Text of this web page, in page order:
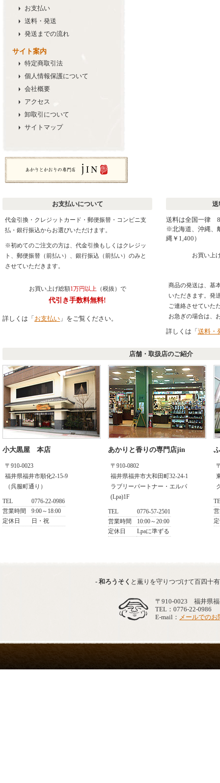
お支払い
送料・発送
発送までの流れ
サイト案内
特定商取引法
個人情報保護について
会社概要
アクセス
卸取引について
サイトマップ
お支払いについて
代金引換・クレジットカード・郵便振替・コンビニ支
払・銀行振込からお選びいただけます。
※初めてのご注文の方は、代金引換もしくはクレジッ
ト、郵便振替（前払い）、銀行振込（前払い）のみと
させていただきます。
お買い上げ総額1万円以上（税抜）で
代引き手数料無料!
詳しくは「 お支払い 」をご覧ください。
送
送料は全国一律
※北海道、沖縄、
縄￥1,400）
お買い上
商品の発送は、基
いただきます。発
ご連絡させていた
お急ぎの場合は、
詳しくは「 送料・
店舗・取扱店のご紹介
小大黒屋 本店
〒910-0023
福井県福井市順化2-15-9
（呉服町通り）
TEL
0776-22-0986
営業時間
9:00～18:00
定休日
日・祝
あかりと香りの専門店jin
〒910-0802
福井県福井市大和田町32-24-1
ラブリーパートナー・エルパ
(Lpa)1F
TEL
0776-57-2501
営業時間
10:00～20:00
定休日
Lpaに準ずる
- 和ろうそく と薫りを守りつづけて百四
〒910-0023 福井県福
TEL：0776-22-0986
E-mail： メールでの